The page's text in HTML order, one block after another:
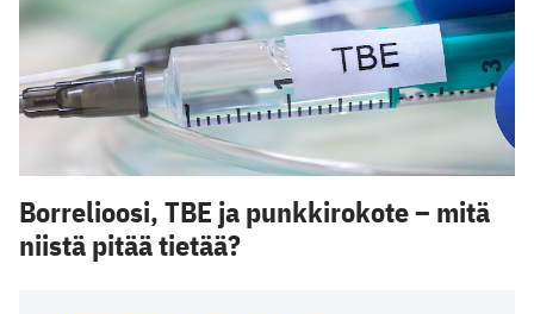
Borrelioosi, TBE ja punkkirokote – mitä
niistä pitää tietää?